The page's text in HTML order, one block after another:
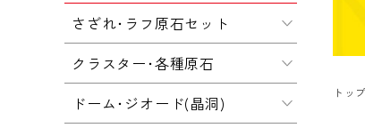
トッ
さざれ･ラフ原石セット
クラスター･各種原石
ドーム･ジオード(晶洞)